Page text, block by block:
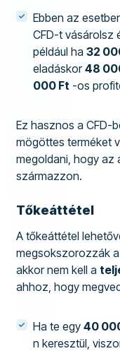
Ebben az
CFD-t vásárolsz
például ha32
eladáskor48
000 Ft -os
Ez hasznos a CFD-
mögöttes terméket
megoldani, hogy az
származzon.
Tőkeáttétel
A tőkeáttétel
megsokszorozzák
akkor nem kell a
ahhoz, hogy
Ha te egy40
n keresztül,